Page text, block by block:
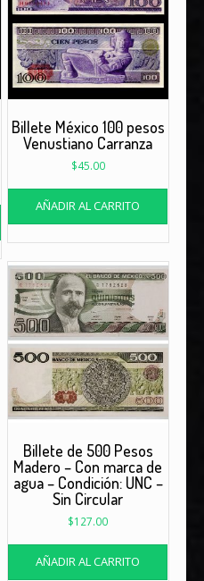
Billete México 100 pesos
Venustiano Carranza
$45.00
AÑADIR AL CARRITO
Billete de 500 Pesos
Madero – Con marca de
agua – Condición: UNC –
Sin Circular
$127.00
AÑADIR AL CARRITO